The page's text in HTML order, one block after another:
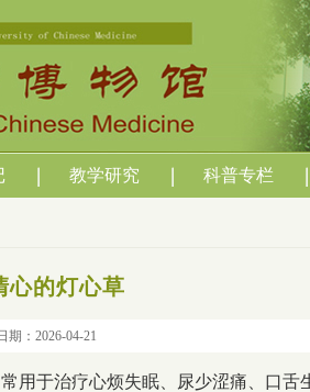
教学研究 科普专栏
心的灯心草
期：2026-04-21
用于治疗心烦失眠、尿少涩痛、口舌